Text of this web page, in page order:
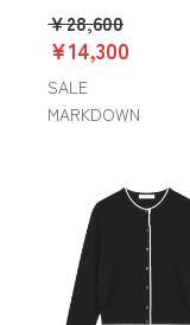
￥28,600
￥14,300
SALE
MARKDOWN